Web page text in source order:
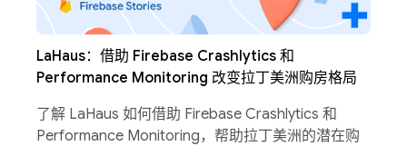
LaHaus：借助 Firebase Crashlytics 和
Performance Monitoring 改变拉丁美洲购房格局
了解 LaHaus 如何借助 Firebase Crashlytics 和
Performance Monitoring，帮助拉丁美洲的潜在购